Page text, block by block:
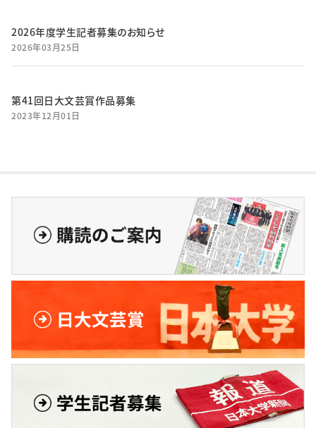
2026年度学生記者募集のお知らせ
2026年03月25日
第41回日大文芸賞作品募集
2023年12月01日